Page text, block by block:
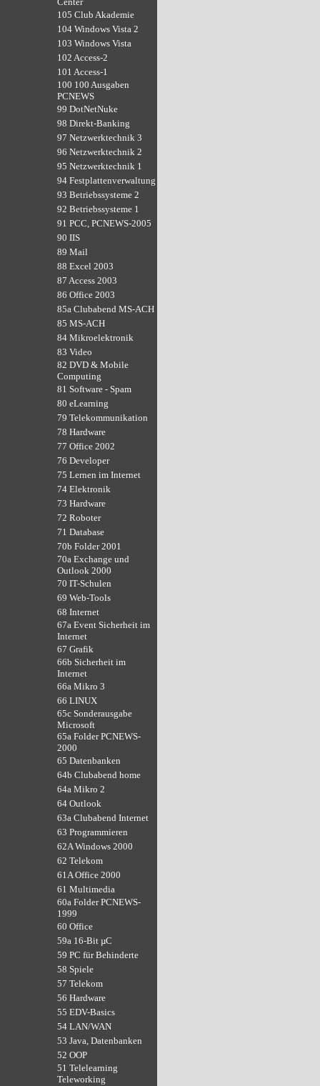
105 Club Akademie
104 Windows Vista 2
103 Windows Vista
102 Access-2
101 Access-1
100 100 Ausgaben
PCNEWS
99 DotNetNuke
98 Direkt-Banking
97 Netzwerktechnik 3
96 Netzwerktechnik 2
95 Netzwerktechnik 1
94 Festplattenverwaltung
93 Betriebssysteme 2
92 Betriebssysteme 1
91 PCC, PCNEWS-2005
90 IIS
89 Mail
88 Excel 2003
87 Access 2003
86 Office 2003
85a Clubabend MS-ACH
85 MS-ACH
84 Mikroelektronik
83 Video
82 DVD & Mobile
Computing
81 Software - Spam
80 eLearning
79 Telekommunikation
78 Hardware
77 Office 2002
76 Developer
75 Lernen im Internet
74 Elektronik
73 Hardware
72 Roboter
71 Database
70b Folder 2001
70a Exchange und
Outlook 2000
70 IT-Schulen
69 Web-Tools
68 Internet
67a Event Sicherheit im
Internet
67 Grafik
66b Sicherheit im
Internet
66a Mikro 3
66 LINUX
65c Sonderausgabe
Microsoft
65a Folder PCNEWS-
2000
65 Datenbanken
64b Clubabend home
64a Mikro 2
64 Outlook
63a Clubabend Internet
63 Programmieren
62A Windows 2000
62 Telekom
61A Office 2000
61 Multimedia
60a Folder PCNEWS-
1999
60 Office
59a 16-Bit µC
59 PC für Behinderte
58 Spiele
57 Telekom
56 Hardware
55 EDV-Basics
54 LAN/WAN
53 Java, Datenbanken
52 OOP
51 Telelearning
Teleworking